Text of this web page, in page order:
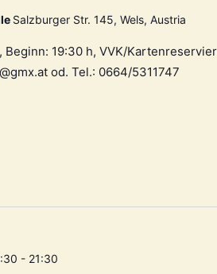
Salzburger Str. 145, Wels, Austria
Beginn: 19:30 h, VVK/
od. Tel.: 0664/5311747
- 21:30